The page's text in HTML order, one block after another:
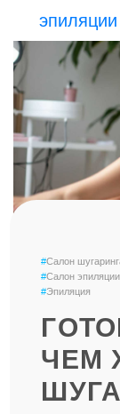
#Салон
#Салон
#Эпиляция
ЧЕМ